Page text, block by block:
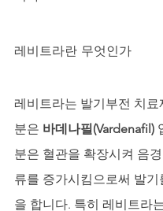
레비트라란 무엇인가
레비트라는 발기부전 치료
분은 바데나필(Vardenafil)
분은 혈관을 확장시켜 음
류를 증가시킴으로써 발기
을 합니다. 특히 레비트라